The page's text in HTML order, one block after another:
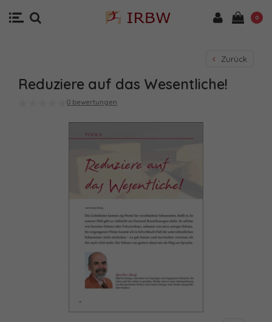
0
Zurück
Reduziere auf das Wesentliche!
0 bewertungen